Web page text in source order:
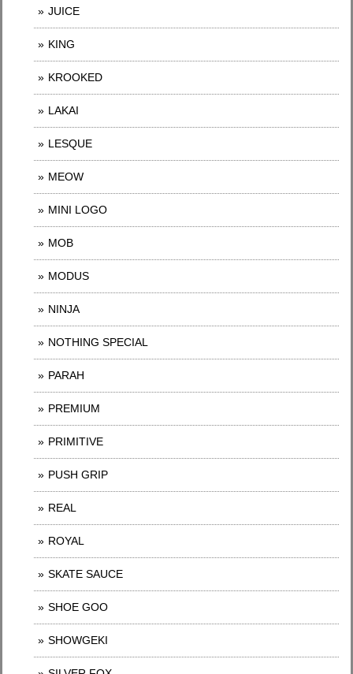
JUICE
KING
KROOKED
LAKAI
LESQUE
MEOW
MINI LOGO
MOB
MODUS
NINJA
NOTHING SPECIAL
PARAH
PREMIUM
PRIMITIVE
PUSH GRIP
REAL
ROYAL
SKATE SAUCE
SHOE GOO
SHOWGEKI